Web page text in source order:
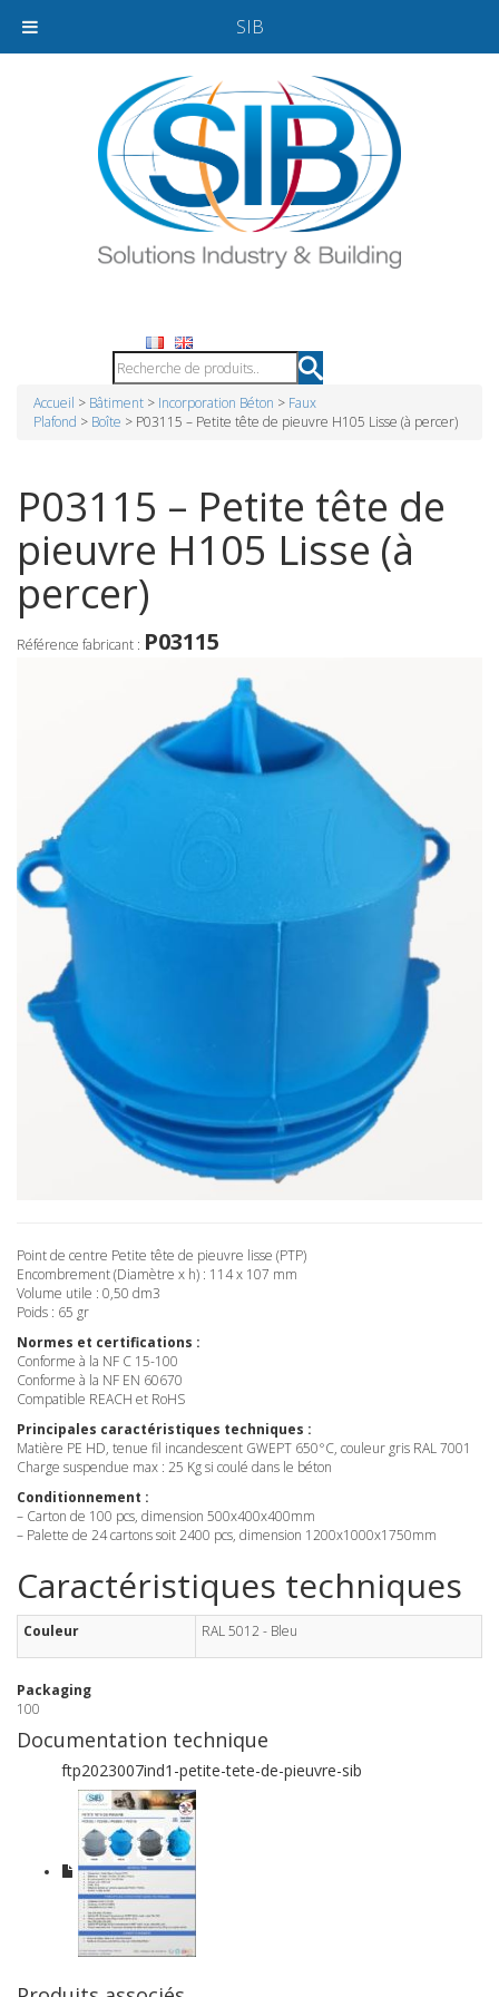
Accueil > Bâtiment > Incorporation Béton > Faux
Plafond > Boîte > P03115 – Petite tête de pieuvre H105 Lisse (à percer)
P03115 – Petite tête de
pieuvre H105 Lisse (à
percer)
Référence fabricant : P03115
Point de centre Petite tête de pieuvre lisse (PTP)
Encombrement (Diamètre x h) : 114 x 107 mm
Volume utile : 0,50 dm3
Poids : 65 gr
Normes et certifications :
Conforme à la NF C 15-100
Conforme à la NF EN 60670
Compatible REACH et RoHS
Principales caractéristiques techniques :
Matière PE HD, tenue fil incandescent GWEPT 650°C, couleur gris RAL 7001
Charge suspendue max : 25 Kg si coulé dans le béton
Conditionnement :
– Carton de 100 pcs, dimension 500x400x400mm
– Palette de 24 cartons soit 2400 pcs, dimension 1200x1000x1750mm
Caractéristiques techniques
Couleur RAL 5012 - Bleu
Packaging
100
Documentation technique
ftp2023007ind1-petite-tete-de-pieuvre-sib
SIB